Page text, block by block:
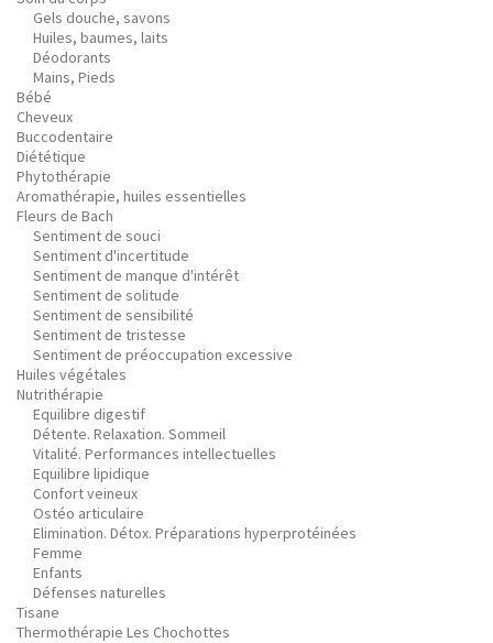
Gels douche, savons
Huiles, baumes, laits
Déodorants
Mains, Pieds
Bébé
Cheveux
Buccodentaire
Diététique
Phytothérapie
Aromathérapie, huiles essentielles
Fleurs de Bach
Sentiment de souci
Sentiment d'incertitude
Sentiment de manque d'intérêt
Sentiment de solitude
Sentiment de sensibilité
Sentiment de tristesse
Sentiment de préoccupation excessive
Huiles végétales
Nutrithérapie
Equilibre digestif
Détente. Relaxation. Sommeil
Vitalité. Performances intellectuelles
Equilibre lipidique
Confort veineux
Ostéo articulaire
Elimination. Détox. Préparations hyperprotéinées
Femme
Enfants
Défenses naturelles
Tisane
Thermothérapie Les Chochottes